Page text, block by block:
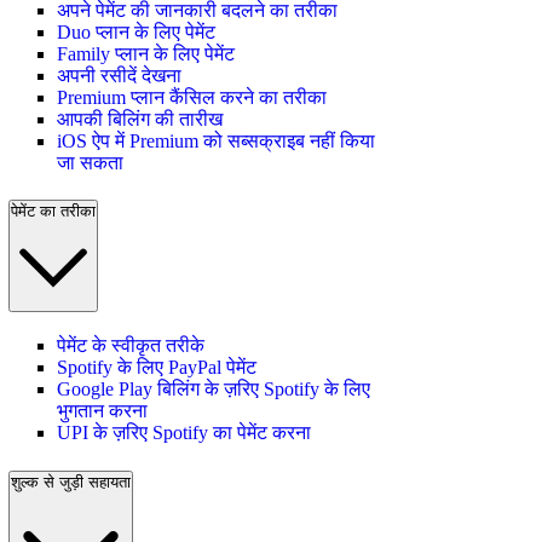
अपने पेमेंट की जानकारी बदलने का तरीका
Duo प्लान के लिए पेमेंट
Family प्लान के लिए पेमेंट
अपनी रसीदें देखना
Premium प्लान कैंसिल करने का तरीका
आपकी बिलिंग की तारीख
iOS ऐप में Premium को सब्सक्राइब नहीं किया
जा सकता
पेमेंट का तरीका
पेमेंट के स्वीकृत तरीके
Spotify के लिए PayPal पेमेंट
Google Play बिलिंग के ज़रिए Spotify के लिए
भुगतान करना
UPI के ज़रिए Spotify का पेमेंट करना
शुल्क से जुड़ी सहायता